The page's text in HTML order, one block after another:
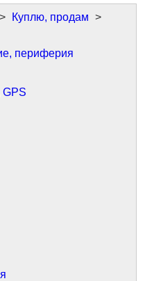
> Куплю, продам >
периферия